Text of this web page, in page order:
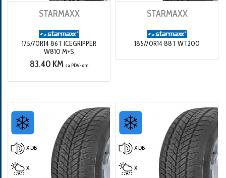
STARMAXX
175/70R14 86T ICEGRIPPER
W810 M+S
83.40 KM sa PDV-om
STARMAXX
185/70R14 88T WT200
X DB
X
X DB
X